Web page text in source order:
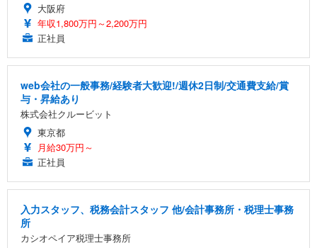
大阪府
年収1,800万円～2,200万円
正社員
web会社の一般事務/経験者大歓迎!/週休2日制/交通費支給/賞
与・昇給あり
株式会社クルービット
東京都
月給30万円～
正社員
入力スタッフ、税務会計スタッフ 他/会計事務所・税理士事務
所
カシオペイア税理士事務所